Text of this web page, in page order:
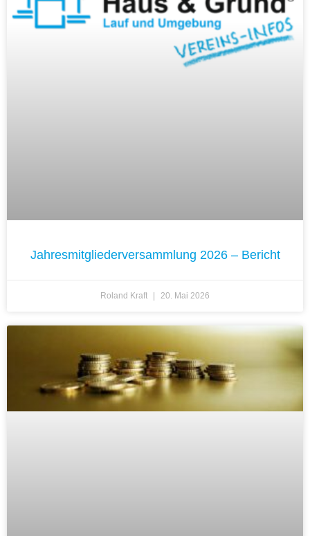
Jahresmitgliederversammlung 2026 – Bericht
Roland Kraft 20. Mai 2026